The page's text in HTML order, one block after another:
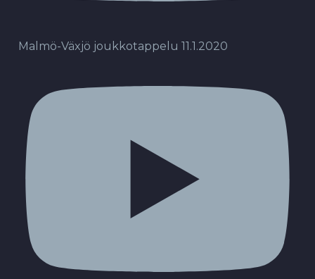
Malmö-Växjö joukkotappelu 11.1.2020